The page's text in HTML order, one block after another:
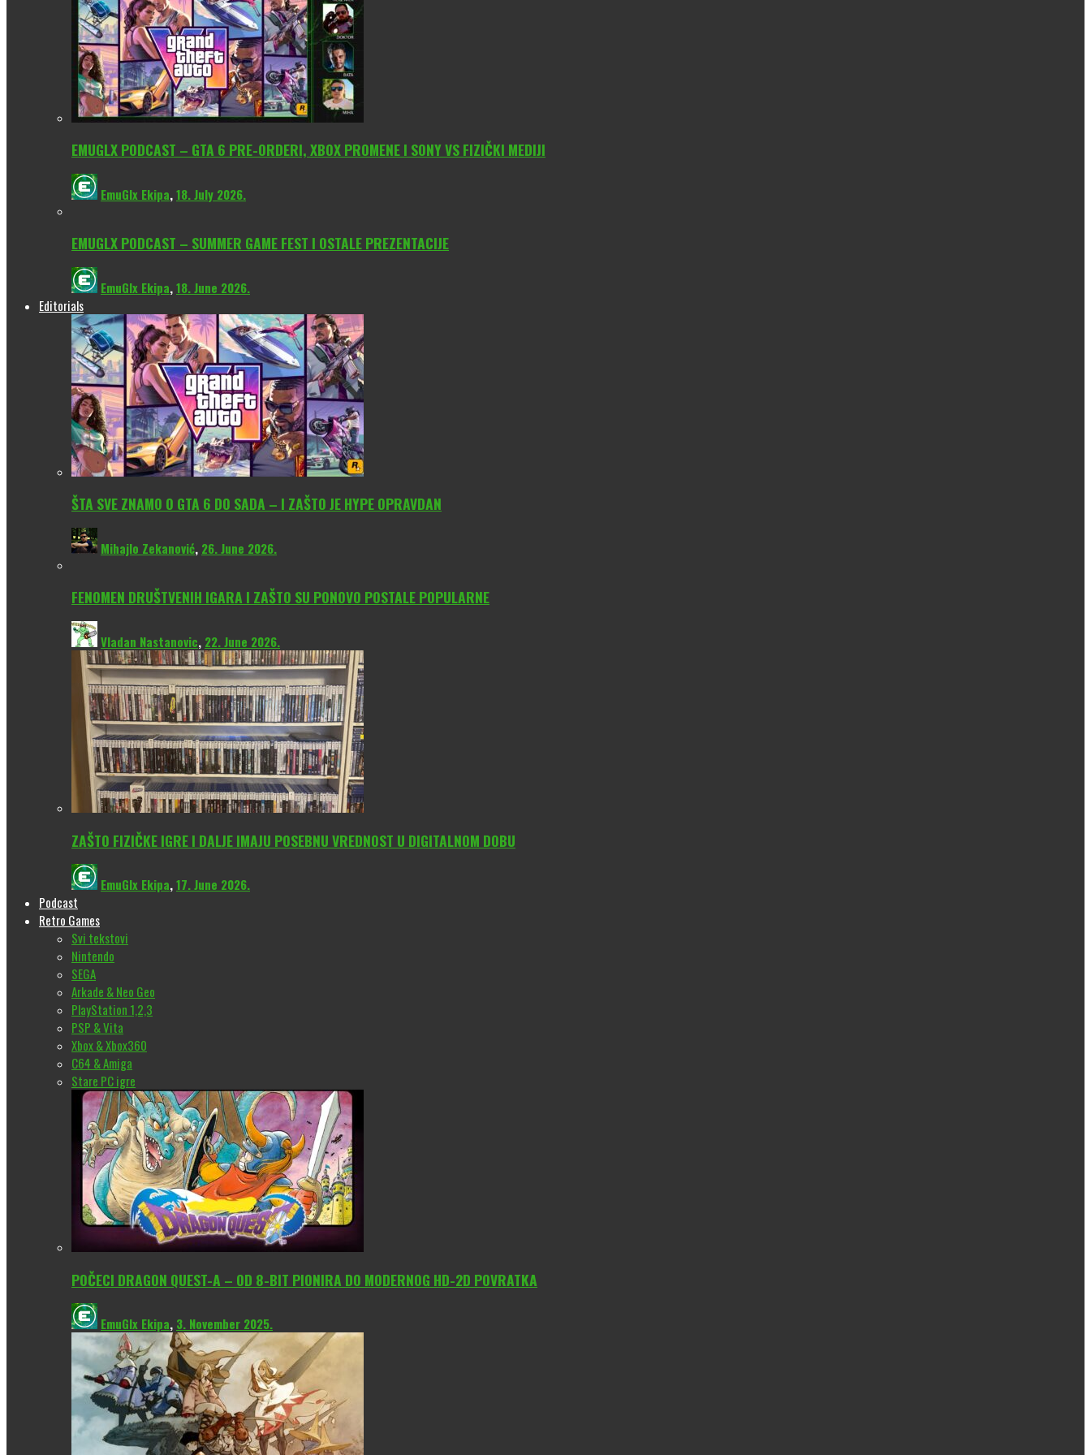
EMUGLX PODCAST – GTA 6 PRE-ORDERI, XBOX PROMENE I SONY VS FIZIČKI MEDIJI
EmuGlx Ekipa,18. July 2026.
EMUGLX PODCAST – SUMMER GAME FEST I OSTALE PREZENTACIJE
EmuGlx Ekipa,18. June 2026.
Editorials
ŠTA SVE ZNAMO O GTA 6 DO SADA – I ZAŠTO JE HYPE OPRAVDAN
Mihajlo Zekanović, 26. June 2026.
FENOMEN DRUŠTVENIH IGARA I ZAŠTO SU PONOVO POSTALE POPULARNE
Vladan Nastanovic, 22. June 2026.
ZAŠTO FIZIČKE IGRE I DALJE IMAJU POSEBNU VREDNOST U DIGITALNOM DOBU
EmuGlx Ekipa,17. June 2026.
Podcast
Retro Games
Svi tekstovi
Nintendo
SEGA
Arkade & Neo Geo
PlayStation 1,2,3
PSP & Vita
Xbox & Xbox360
C64 & Amiga
Stare PC igre
POČECI DRAGON QUEST-A – OD 8-BIT PIONIRA DO MODERNOG HD-2D POVRATKA
EmuGlx Ekipa, 3. November 2025.